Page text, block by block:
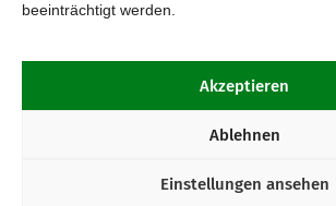
beeinträchtigt werden.
Akzeptieren
Ablehnen
Einstellungen ansehen